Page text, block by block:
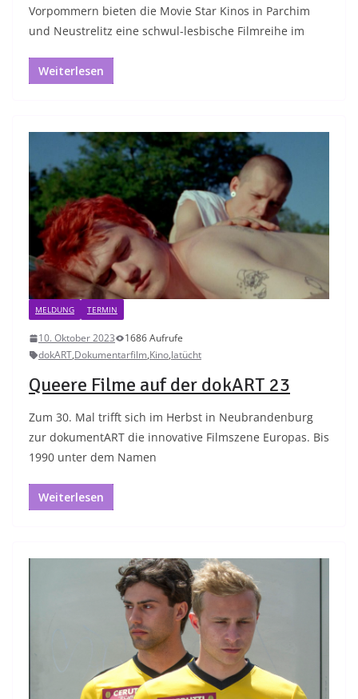
Vorpommern bieten die Movie Star Kinos in Parchim
und Neustrelitz eine schwul-lesbische Filmreihe im
Weiterlesen
MELDUNG TERMIN
10. Oktober 2023
1686 Aufrufe
dokART,Dokumentarfilm,Kino,latücht
Queere Filme auf der dokART 23
Zum 30. Mal trifft sich im Herbst in Neubrandenburg
zur dokumentART die innovative Filmszene Europas. Bis
1990 unter dem Namen
Weiterlesen